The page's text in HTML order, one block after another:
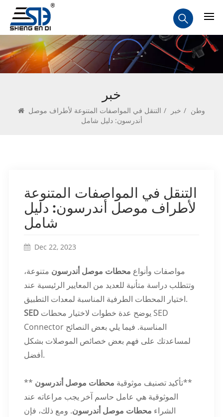
خبر
وطن / خبر / التنقل في المواصفات المتنوعة لأطراف موصل
أندرسون: دليل شامل
التنقل في المواصفات المتنوعة
لأطراف موصل أندرسون: دليل
شامل
Dec 22, 2023
مواصفات وأنواع محطات موصل أندرسون متنوعة،
وتتطلب دراسة متأنية للعديد من المعايير الرئيسية عند
اختيار المحطات الطرفية المناسبة لمعدات التطبيق.
SEDيوضح عدة خطوات لاختيار محطات SED
Connector المناسبة. فيما يلي بعض النصائح
لمساعدتك على فهم بعض خصائص الموصلات بشكل
أفضل.
** تأكيد تصنيف موثوقية محطات موصل أندرسون
**
الموثوقية هي عامل حاسم آخر يجب مراعاته عند
الشراء محطات موصل أندرسون. ومع ذلك، فإن